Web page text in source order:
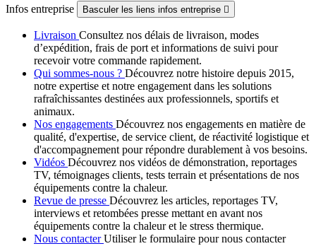
Infos entreprise Basculer les liens infos entreprise 
Livraison Consultez nos délais de livraison, modes
d’expédition, frais de port et informations de suivi pour
recevoir votre commande rapidement.
Qui sommes-nous ? Découvrez notre histoire depuis 2015,
notre expertise et notre engagement dans les solutions
rafraîchissantes destinées aux professionnels, sportifs et
animaux.
Nos engagements Découvrez nos engagements en matière de
qualité, d'expertise, de service client, de réactivité logistique et
d'accompagnement pour répondre durablement à vos besoins.
Vidéos Découvrez nos vidéos de démonstration, reportages
TV, témoignages clients, tests terrain et présentations de nos
équipements contre la chaleur.
Revue de presse Découvrez les articles, reportages TV,
interviews et retombées presse mettant en avant nos
équipements contre la chaleur et le stress thermique.
Nous contacterUtiliser le formulaire pour nous contacter